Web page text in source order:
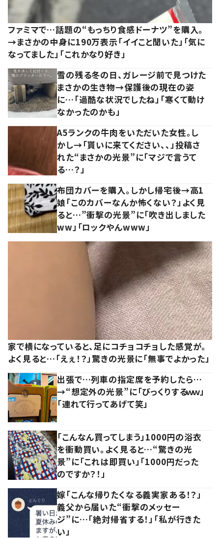
ファミマで…話題の“もっちり食感ドーナツ”を購入。
→まさかの中身に190万表示「イイこと聞いた」「気に
なってました」「これかなり好き」
雪の残る冬の日、ガレージ前で見つけた
まさかの生き物→保護後の現在の姿
に…「過酷な状況でしたね」「寒くて動け
なかったのかも」
A5ランクの牛肉をいただいた女性。し
かし→「貰いに来てください、、」投稿さ
れた“まさかの光景”に「マジで言うて
る…？」
布団カバーを購入。しかし帰宅後→高1
娘「このカバーなんか怖くない？」よく見
ると…”衝撃の光景”に「吹き出しました
ww」「ロックやんwww」
家で横になっていると、足にコチョコチョした感覚が。
よく見ると…「えぇ！？」驚きの光景に「無事でよかった」
出張で…列車の指定席を予約したら…
→“想定外の光景”に「びっくりするｗｗ」
「連れて行ってあげて笑」
「こんなん買ってしまう」1000円の浴衣
を衝動買い。よく見ると…“驚きの光
景”に「これは即買い」「1000円だった
のですか？！」
嫁「こんな帰りたくなる義実家ある！？」
義父から届いた“衝撃のメッセー
ジ”に…「絶対帰省する！」「私が行きた
い」